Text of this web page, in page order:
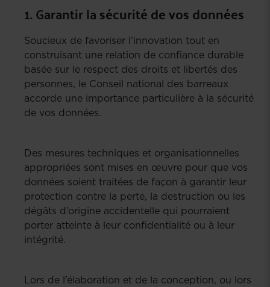
1. Garantir la sécurité de vos données
Soucieux de favoriser l’innovation tout en
construisant une relation de confiance durable
basée sur le respect des droits et libertés des
personnes, le Conseil national des barreaux
accorde une importance particulière à la sécurité
de vos données.
Des mesures techniques et organisationnelles
appropriées sont mises en œuvre pour que vos
données soient traitées de façon à garantir leur
protection contre la perte, la destruction ou les
dégâts d’origine accidentelle qui pourraient
porter atteinte à leur confidentialité ou à leur
intégrité.
Lors de l’élaboration et de la conception, ou lors